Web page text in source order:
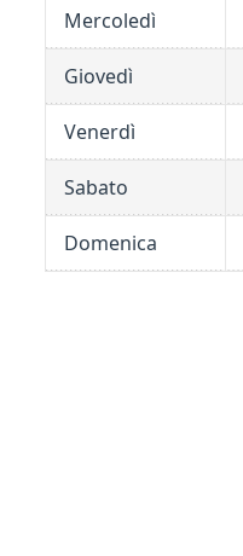
Mercoledì
Giovedì
Venerdì
Sabato
Domenica